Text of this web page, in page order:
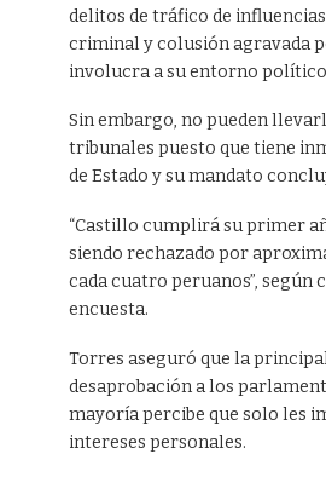
delitos de tráfico de
criminal y colusión agravada
involucra a su entorno
Sin embargo, no pueden
tribunales puesto que tiene
de Estado y su mandato
“Castillo cumplirá su primer
siendo rechazado por
cada cuatro peruanos”, según
encuesta.
Torres aseguró que la
desaprobación a los
mayoría percibe que solo les
intereses personales.